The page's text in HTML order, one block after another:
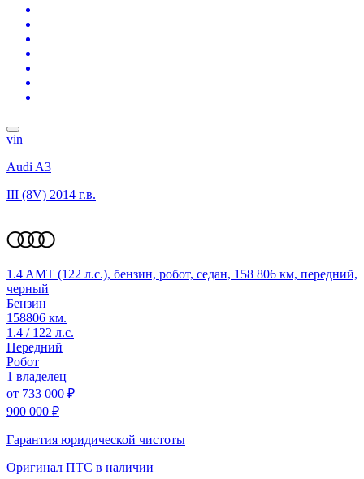
vin
Audi A3
III (8V) 2014 г.в.
1.4 AMT (122 л.с.), бензин, робот, седан, 158 806 км, передний,
черный
Бензин
158806 км.
1.4 / 122 л.с.
Передний
Робот
1 владелец
от 733 000 ₽
900 000 ₽
Гарантия юридической чистоты
Оригинал ПТС в наличии